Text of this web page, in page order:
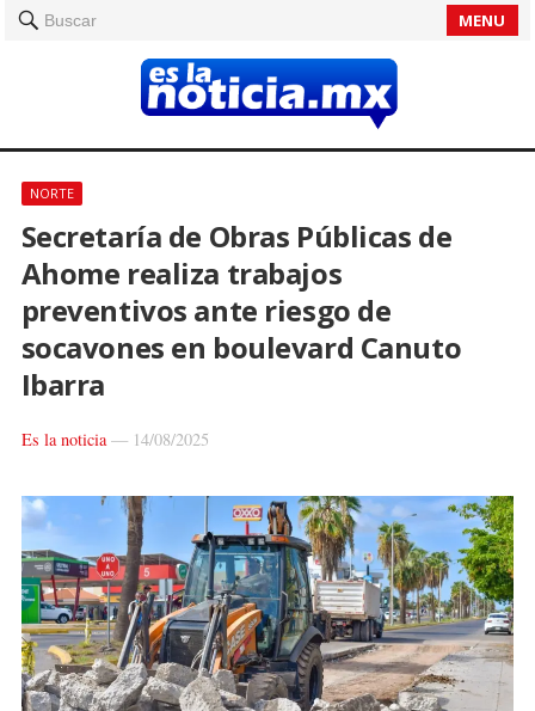
Buscar MENU
NORTE
Secretaría de Obras Públicas de
Ahome realiza trabajos
preventivos ante riesgo de
socavones en boulevard Canuto
Ibarra
Es la noticia— 14/08/2025